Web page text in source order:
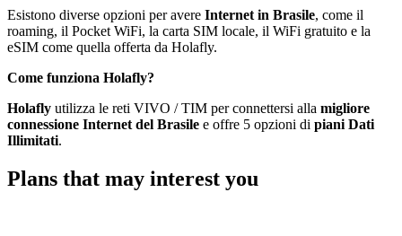
Esistono diverse opzioni per avere Internet in Brasile, come il
roaming, il Pocket WiFi, la carta SIM locale, il WiFi gratuito e la
eSIM come quella offerta da Holafly.
Come funziona Holafly?
Holafly utilizza le reti VIVO / TIM per connettersi alla migliore
connessione Internet del Brasile e offre 5 opzioni di piani Dati
Illimitati.
Plans that may interest you